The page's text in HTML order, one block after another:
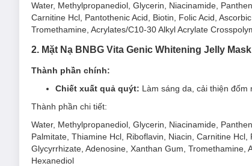
Ưu thế nổi bật của Mặt Nạ BNBG Vita Genic
Nước khoáng tinh khiếtchứa vitamin E với hàm
Cấp ẩm, bổ sung lượng nước ổn định, duy trì
Mặt nạ được làm từ cotton mềm mại, an toàn cho
2. Mặt Nạ BNBG Vita Genic Whitening
Mặt Nạ BNBG Vita Genic Whitening Jelly Mask
tình trạng xỉn màu bằng cách ức chế sản sinh melanin,
giúp da khỏe mạnh trước các tác động từ môi trường, hỗ
Water, Methylpropanediol, Glycerin, Niacinamide,
Carnitine Hcl, Pantothenic Acid, Biotin, Folic Acid,
Tromethamine, Acrylates/C10-30 Alkyl Acrylate
2. Mặt Nạ BNBG Vita Genic Whitening Jelly
Thành phần chính:
Chiết xuất quả quýt: Làm sáng da, cải thiện đốm
Thành phần chi tiết:
Water, Methylpropanediol, Glycerin, Niacinamide,
Palmitate, Thiamine Hcl, Riboflavin, Niacin, Carnitine
Glycyrrhizate, Adenosine, Xanthan Gum, Tromethamine,
Hexanediol